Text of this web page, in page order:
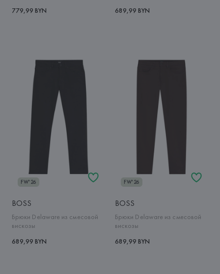
779,99 BYN 689,99 BYN
FW'26
BOSS
Брюки Delaware из смесовой
вискозы
689,99 BYN
FW'26
BOSS
Брюки Delaware из смесовой
вискозы
689,99 BYN